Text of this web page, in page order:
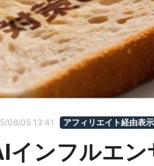
08/05 13:41 アフィリエイト経由表示
インフルエ